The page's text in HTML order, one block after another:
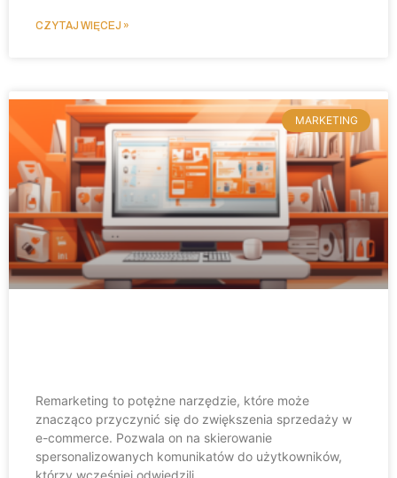
CZYTAJ WIĘCEJ »
MARKETING
Remarketing to potężne narzędzie, które może
znacząco przyczynić się do zwiększenia sprzedaży w
e-commerce. Pozwala on na skierowanie
spersonalizowanych komunikatów do użytkowników,
którzy wcześniej odwiedzili